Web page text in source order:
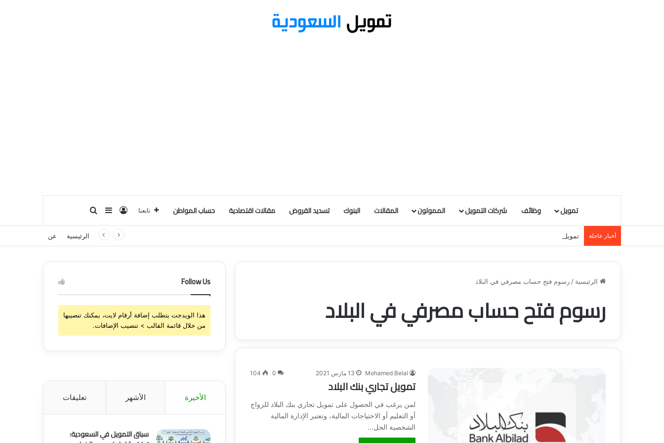
تمويل وظائف شركات التمويل الممولون المقالات البنوك تسديد القروض مقالات اقتصادية حساب المواطن تابعنا تسجيل الدخول
إضافة عمود جانبي
أخبار عاجلة تمويل المدينة المنورة: حلول مالية مرنة تلبي احتياجاتك بأسلوب عصري وآمن الرئيسية عن
الرئيسية / رسوم فتح حساب مصرفي في البلاد
رسوم فتح حساب مصرفي في البلاد
Mohamed Belal 13 مارس 2021 0
104
تمويل تجاري بنك البلاد
لمن يرغب في الحصول على تمويل تجاري بنك البلاد للزواج
أو التعليم أو الاحتياجات المالية، وتعتبر الإدارة المالية
الشخصية الحل…
Follow Us
هذا الويدجت يتطلب إضافة أرقام لايت، يمكنك تنصيبها
من خلال قائمة القالب > تنصيب الإضافات.
الأخيرة الأشهر تعليقات
سباق التمويل في السعودية: